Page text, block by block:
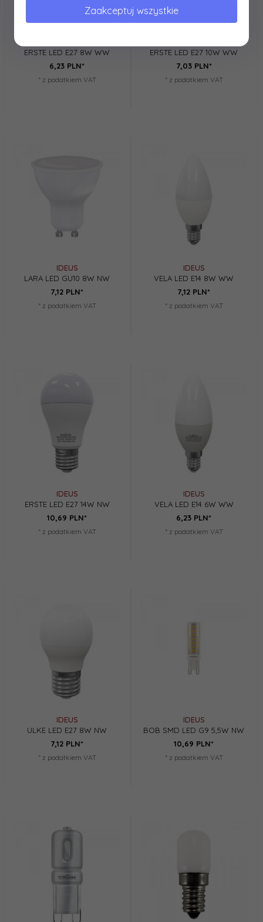
ERSTE LED E27 8W WW
6,23 PLN*
* z podatkiem VAT
ERSTE LED E27 10W WW
7,03 PLN*
* z podatkiem VAT
IDEUS
LARA LED GU10 8W NW
7,12 PLN*
* z podatkiem VAT
IDEUS
VELA LED E14 8W WW
7,12 PLN*
* z podatkiem VAT
IDEUS
ERSTE LED E27 14W NW
10,69 PLN*
* z podatkiem VAT
IDEUS
VELA LED E14 6W WW
6,23 PLN*
* z podatkiem VAT
IDEUS
ULKE LED E27 8W NW
7,12 PLN*
* z podatkiem VAT
IDEUS
BOB SMD LED G9 5,5W NW
10,69 PLN*
* z podatkiem VAT
Zaakceptuj wszystkie